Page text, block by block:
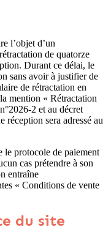
l’objet d’un
de quatorze
Durant ce délai, le
sans avoir à justifier de
de rétractation en
mention « Rétractation
2 et au décret
réception sera adressé au
le protocole de paiement
cas prétendre à son
entraîne
« Conditions de vente
du site